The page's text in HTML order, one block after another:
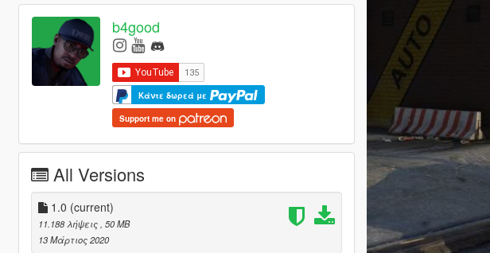
b4good
Κάντε δωρεά με
Support me on
All Versions
1.0 (current)
11.188 λήψεις , 50 MB
13 Μάρτιος 2020